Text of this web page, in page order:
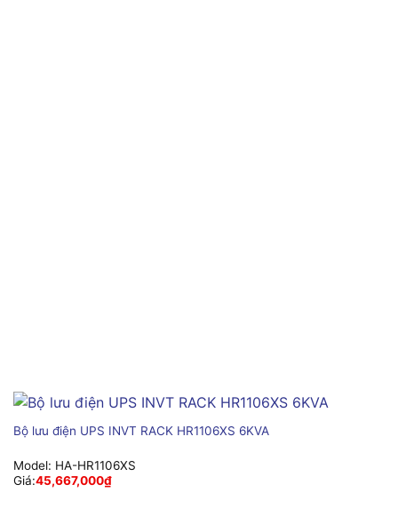
Bộ lưu điện UPS INVT RACK HR1106XS 6KVA
Model: HA-HR1106XS
Giá:45,667,000₫